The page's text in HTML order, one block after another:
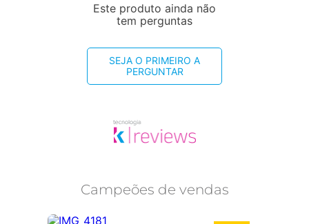
Este produto ainda não
tem perguntas
SEJA O PRIMEIRO A
PERGUNTAR
Campeões de vendas